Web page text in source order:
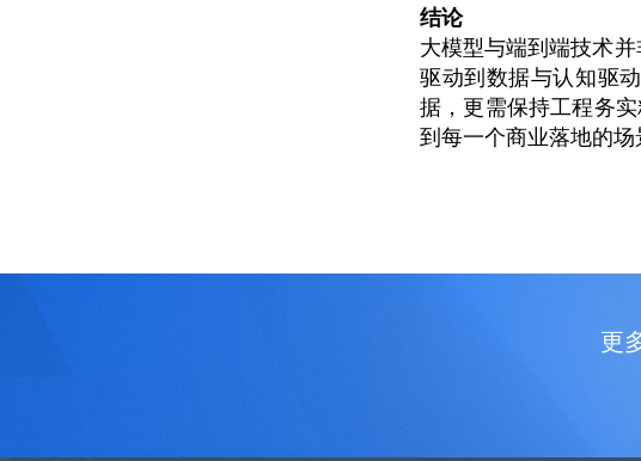
结论
大模型与端到端技术
驱动到数据与认知驱
据，更需保持工程务
到每一个商业落地的场
更